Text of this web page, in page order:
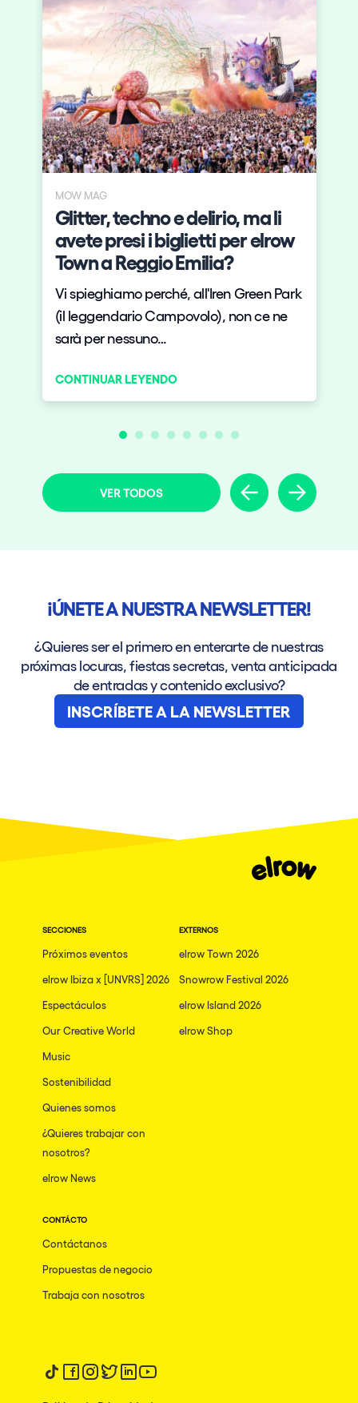
MOW MAG
Glitter, techno e delirio, ma li
avete presi i biglietti per elrow
Town a Reggio Emilia?
Vi spieghiamo perché, all'Iren Green Park
(il leggendario Campovolo), non ce ne
sarà per nessuno…
CONTINUAR LEYENDO
VER TODOS
¡ÚNETE A NUESTRA NEWSLETTER!
¿Quieres ser el primero en enterarte de nuestras
próximas locuras, fiestas secretas, venta anticipada
de entradas y contenido exclusivo?
INSCRÍBETE A LA NEWSLETTER
SECCIONES
Próximos eventos
elrow Ibiza x [UNVRS] 2026
Espectáculos
Our Creative World
Music
Sostenibilidad
Quienes somos
¿Quieres trabajar con
nosotros?
elrow News
EXTERNOS
elrow Town 2026
Snowrow Festival 2026
elrow Island 2026
elrow Shop
CONTÁCTO
Contáctanos
Propuestas de negocio
Trabaja con nosotros
Síguenos en tiktok
Síguenos en facebook
Síguenos en instagram
Síguenos en twitter
Síguenos en linkedin
Síguenos en youtube